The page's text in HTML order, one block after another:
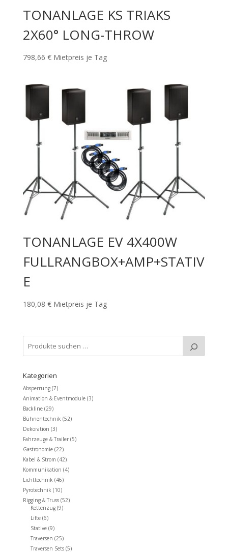
TONANLAGE KS TRIAKS
2X60° LONG-THROW
798,66 € Mietpreis je Tag
TONANLAGE EV 4X400W
FULLRANGBOX+AMP+STATIV
E
180,08 € Mietpreis je Tag
Kategorien
Absperrung (7)
Animation & Eventmodule (3)
Backline (29)
Bühnentechnik (52)
Dekoration (3)
Fahrzeuge & Trailer (5)
Gastronomie (22)
Kabel & Strom (42)
Kommunikation (4)
Lichttechnik (46)
Pyrotechnik (10)
Rigging & Truss (52)
Kettenzug (9)
Lifte (6)
Stative (9)
Traversen (25)
Traversen Sets (5)